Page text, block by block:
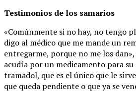
Testimonios de los samarios
«Comúnmente si no hay, no tengo
digo al médico que me mande un
entregarme, porque no me los
acudía por un medicamento para su
tramadol, que es el único que le
que queda pendiente o que ya se